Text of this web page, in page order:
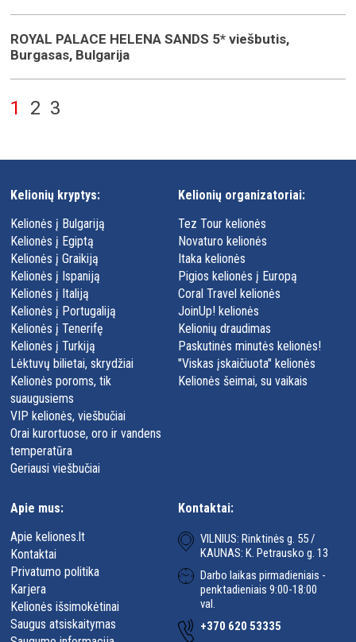
ROYAL PALACE HELENA SANDS 5* viešbutis,
Burgasas, Bulgarija
1 2 3
Kelionių kryptys:
Kelionės į Bulgariją
Kelionės į Egiptą
Kelionės į Graikiją
Kelionės į Ispaniją
Kelionės į Italiją
Kelionės į Portugaliją
Kelionės į Tenerifę
Kelionės į Turkiją
Lėktuvų bilietai, skrydžiai
Kelionės poroms, tik
suaugusiems
VIP kelionės, viešbučiai
Orai kurortuose, oro ir vandens
temperatūra
Geriausi viešbučiai
Kelionių organizatoriai:
Tez Tour kelionės
Novaturo kelionės
Itaka kelionės
Pigios kelionės į Europą
Coral Travel kelionės
JoinUp! kelionės
Kelionių draudimas
Paskutinės minutės kelionės!
"Viskas įskaičiuota" kelionės
Kelionės šeimai, su vaikais
Kontaktai:
VILNIUS: Rinktinės g. 55 /
KAUNAS: K. Petrausko g. 13
Darbo laikas pirmadieniais -
penktadieniais 9:00-18:00
val.
+370 620 53335
Apie mus:
Apie keliones.lt
Kontaktai
Privatumo politika
Karjera
Kelionės išsimokėtinai
Saugus atsiskaitymas